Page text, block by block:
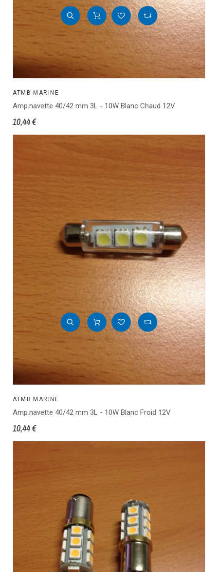
ATMB MARINE
Amp.navette 40/42 mm 3L - 10W Blanc Chaud 12V
10,44 €
ATMB MARINE
Amp.navette 40/42 mm 3L - 10W Blanc Froid 12V
10,44 €